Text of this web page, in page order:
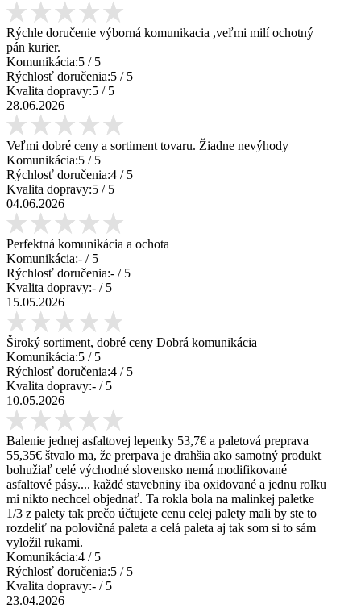
Rýchle doručenie výborná komunikacia ,veľmi milí ochotný
pán kurier.
Komunikácia:5 / 5
Rýchlosť doručenia:5 / 5
Kvalita dopravy:5 / 5
28.06.2026
Veľmi dobré ceny a sortiment tovaru. Žiadne nevýhody
Komunikácia:5 / 5
Rýchlosť doručenia:4 / 5
Kvalita dopravy:5 / 5
04.06.2026
Perfektná komunikácia a ochota
Komunikácia:- / 5
Rýchlosť doručenia:- / 5
Kvalita dopravy:- / 5
15.05.2026
Široký sortiment, dobré ceny Dobrá komunikácia
Komunikácia:5 / 5
Rýchlosť doručenia:4 / 5
Kvalita dopravy:- / 5
10.05.2026
Balenie jednej asfaltovej lepenky 53,7€ a paletová preprava
55,35€ štvalo ma, že prerpava je drahšia ako samotný produkt
bohužiaľ celé východné slovensko nemá modifikované
asfaltové pásy.... každé stavebniny iba oxidované a jednu rolku
mi nikto nechcel objednať. Ta rokla bola na malinkej paletke
1/3 z palety tak prečo účtujete cenu celej palety mali by ste to
rozdeliť na polovičná paleta a celá paleta aj tak som si to sám
vyložil rukami.
Komunikácia:4 / 5
Rýchlosť doručenia:5 / 5
Kvalita dopravy:- / 5
23.04.2026